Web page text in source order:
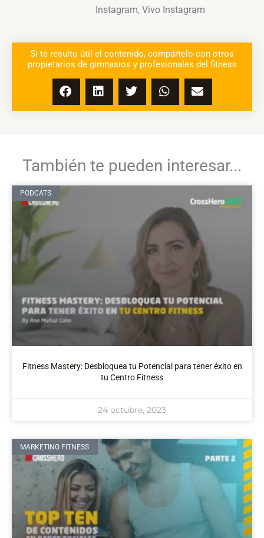
Instagram, Vivo Instagram
Si te resulto útil el contenido, compártelo con otros
propietarios de gimnasios y profesionales del fitness
También te pueden interesar...
PODCATS
Fitness Mastery: Desbloquea tu Potencial para tener éxito en
tu Centro Fitness
24 octubre, 2023
MARKETING FITNESS